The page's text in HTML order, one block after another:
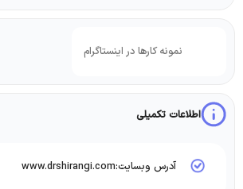
نمونه کارها در اینستاگرام
اطلاعات تکمیلی
آدرس وبسایت:www.drshirangi.com